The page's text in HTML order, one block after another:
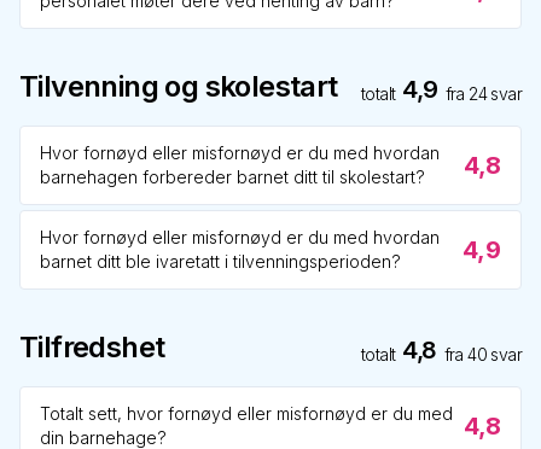
Tilvenning og skolestart totalt 4,9 fra 24svar
Hvor fornøyd eller misfornøyd er du med hvordan
barnehagen forbereder barnet ditt til skolestart?
4,8
Hvor fornøyd eller misfornøyd er du med hvordan
barnet ditt ble ivaretatt i tilvenningsperioden?
4,9
Tilfredshet totalt 4,8 fra40 svar
Totalt sett, hvor fornøyd eller misfornøyd er du med
din barnehage?
4,8